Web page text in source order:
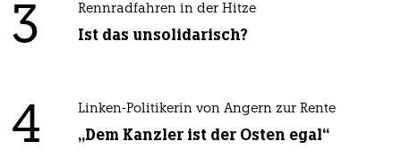
3 Rennradfahren in der Hitze
Ist das unsolidarisch?
4 Linken-Politikerin von Angern zur Rente
„Dem Kanzler ist der Osten egal“